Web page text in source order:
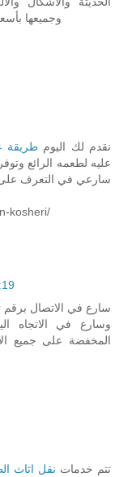
وجميعها
نقدم لك اليوم طريقة
عليه لطعمه الرائع
سارعي في التعرف على
kosheri/
سارع في الاتصال برقم
وسارع في الاتجاه
المخفضة على جميع
تتم خدمات نقل اثاث